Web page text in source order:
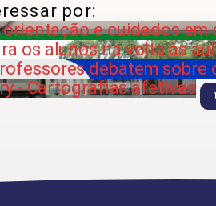
por:
e cuidados em
os alunos na volta às
debatem
- Cartografias afetivas